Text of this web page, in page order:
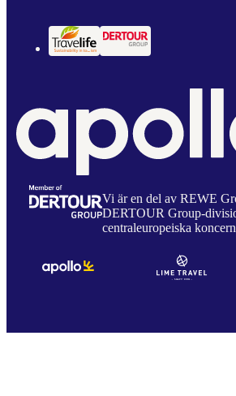
Vi är en del av REWE
DERTOUR Group-
centraleuropeiska